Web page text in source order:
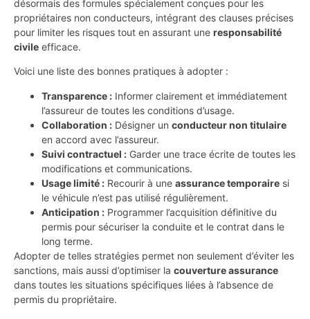
désormais des formules spécialement conçues pour les
propriétaires non conducteurs, intégrant des clauses précises
pour limiter les risques tout en assurant une responsabilité
civile efficace.
Voici une liste des bonnes pratiques à adopter :
Transparence : Informer clairement et immédiatement
l’assureur de toutes les conditions d’usage.
Collaboration : Désigner un conducteur non titulaire
en accord avec l’assureur.
Suivi contractuel : Garder une trace écrite de toutes les
modifications et communications.
Usage limité : Recourir à une assurance temporaire si
le véhicule n’est pas utilisé régulièrement.
Anticipation : Programmer l’acquisition définitive du
permis pour sécuriser la conduite et le contrat dans le
long terme.
Adopter de telles stratégies permet non seulement d’éviter les
sanctions, mais aussi d’optimiser la couverture assurance
dans toutes les situations spécifiques liées à l’absence de
permis du propriétaire.